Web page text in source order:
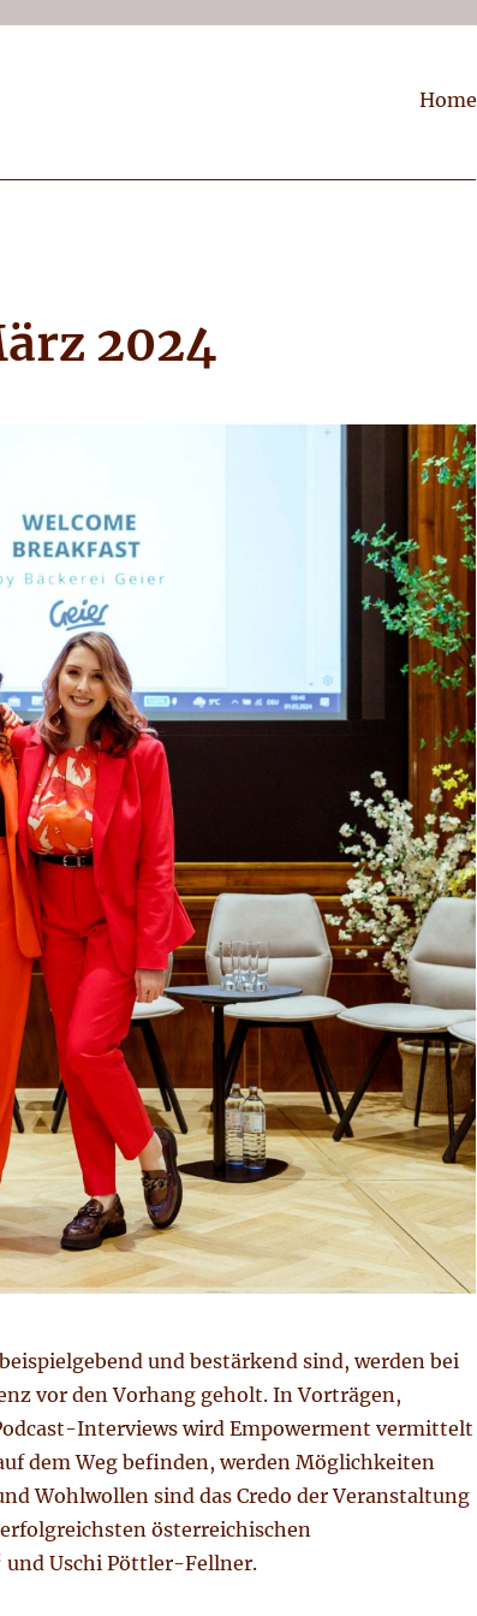
Home
2024
und bestärkend sind, werden bei
vor den Vorhang geholt. In Vorträgen,
Interviews wird Empowerment vermittelt
dem Weg befinden, werden Möglichkeiten
Wohlwollen sind das Credo der Veranstaltung
österreichischen
und Uschi Pöttler-Fellner.